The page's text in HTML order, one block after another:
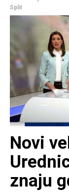
Split
Novi
znaju